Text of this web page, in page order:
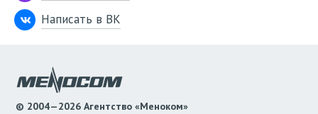
Написать в ВК
© 2004—2026 Агентство «Меноком»